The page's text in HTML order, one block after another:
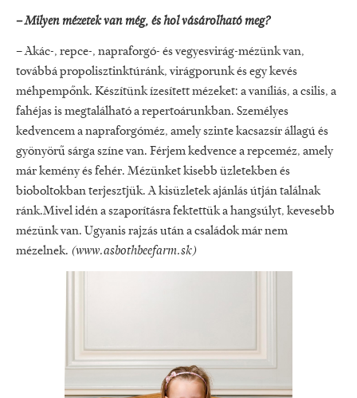
– Milyen mézetek van még, és hol vásárolható meg?
– Akác-, repce-, napraforgó- és vegyesvirág-mézünk van,
továbbá propolisztinktúránk, virágporunk és egy kevés
méhpempőnk. Készítünk ízesített mézeket: a vaníliás, a csilis, a
fahéjas is megtalálható a repertoárunkban. Személyes
kedvencem a napraforgóméz, amely szinte kacsazsír állagú és
gyönyörű sárga színe van. Férjem kedvence a repceméz, amely
már kemény és fehér. Mézünket kisebb üzletekben és
bioboltokban terjesztjük. A kisüzletek ajánlás útján találnak
ránk.Mivel idén a szaporításra fektettük a hangsúlyt, kevesebb
mézünk van. Ugyanis rajzás után a családok már nem
mézelnek. (www.asbothbeefarm.sk)